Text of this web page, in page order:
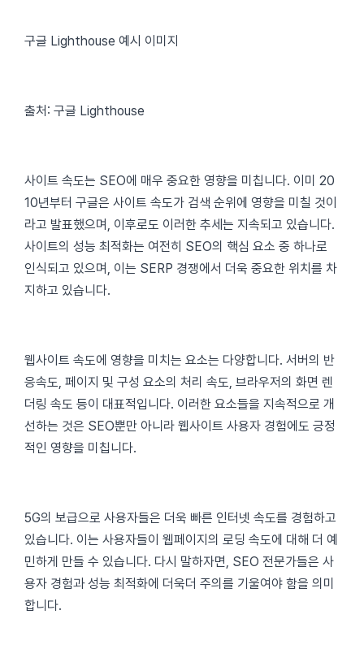
구글 Lighthouse 예시 이미지
출처: 구글 Lighthouse
사이트 속도는 SEO에 매우 중요한 영향을 미칩니다. 이미 20
10년부터 구글은 사이트 속도가 검색 순위에 영향을 미칠 것이
라고 발표했으며, 이후로도 이러한 추세는 지속되고 있습니다.
사이트의 성능 최적화는 여전히 SEO의 핵심 요소 중 하나로
인식되고 있으며, 이는 SERP 경쟁에서 더욱 중요한 위치를 차
지하고 있습니다.
웹사이트 속도에 영향을 미치는 요소는 다양합니다. 서버의 반
응속도, 페이지 및 구성 요소의 처리 속도, 브라우저의 화면 렌
더링 속도 등이 대표적입니다. 이러한 요소들을 지속적으로 개
선하는 것은 SEO뿐만 아니라 웹사이트 사용자 경험에도 긍정
적인 영향을 미칩니다.
5G의 보급으로 사용자들은 더욱 빠른 인터넷 속도를 경험하고
있습니다. 이는 사용자들이 웹페이지의 로딩 속도에 대해 더 예
민하게 만들 수 있습니다. 다시 말하자면, SEO 전문가들은 사
용자 경험과 성능 최적화에 더욱더 주의를 기울여야 함을 의미
합니다.